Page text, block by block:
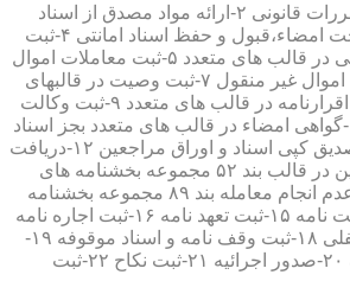
۱-ثبت اسناد مطابق مقررات قانونی ۲-ارائه مواد مصدق از اسناد
ثبت شده ۳-تصدیق صحت امضاء،قبول و حفظ اسناد امانتی ۴-ثبت
معاملات شرطی و رهنی در قالب های متعدد ۵-ثبت معاملات اموال
منقول ۶-ثبت معاملات اموال غیر منقول ۷-ثبت وصیت در قالبهای
عهدی و تکمیلی ۸-ثبت اقرارنامه در قالب های متعدد ۹-ثبت وکالت
در قالب های متعدد ۱۰-گواهی امضاء در قالب های متعدد بجز اسناد
مالی و معاملاتی ۱۱-تصدیق کپی اسناد و اوراق مراجعین ۱۲-دریافت
قبوض سپرده مستاجرین در قالب بند ۵۲ مجموعه بخشنامه های
ثبتی ۱۳-صدور گواهی عدم انجام معامله بند ۸۹ مجموعه بخشنامه
های ثبتی ۱۴-ثبت رضایت نامه ۱۵-ثبت تعهد نامه ۱۶-ثبت اجاره نامه
۱۷-ثبت معاملات سرقفلی ۱۸-ثبت وقف نامه و اسناد موقوفه ۱۹-
ثبت اسناد ضمانت نامه ۲۰-صدور اجرائیه ۲۱-ثبت نکاح ۲۲-ثبت